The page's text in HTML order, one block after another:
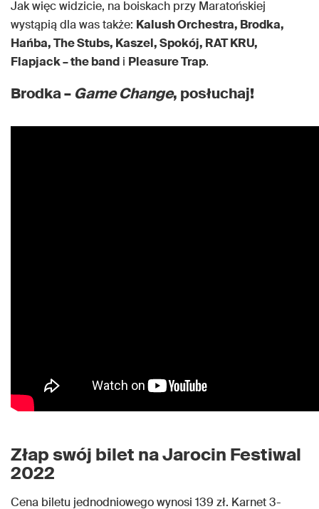
Jak więc widzicie, na boiskach przy Maratońskiej
wystąpią dla was także: Kalush Orchestra, Brodka,
Hańba, The Stubs, Kaszel, Spokój, RAT KRU,
Flapjack – the band i Pleasure Trap.
Brodka – Game Change, posłuchaj!
Złap swój bilet na Jarocin Festiwal
2022
Cena biletu jednodniowego wynosi 139 zł. Karnet 3-